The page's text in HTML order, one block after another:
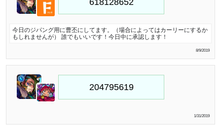
今日のジパング用に曹丕にしてます。（場合によってはカーリーにするか
もしれませんが） 誰でもいいです！今日中に承認します！
8/9/2019
1/31/2019